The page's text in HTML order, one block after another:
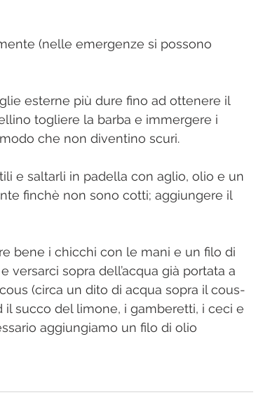
(nelle emergenze si possono
esterne più dure fino ad ottenere il
togliere la barba e immergere i
che non diventino scuri.
e saltarli in padella con aglio, olio e un
finchè non sono cotti; aggiungere il
bene i chicchi con le mani e un filo di
versarci sopra dell’acqua già portata a
(circa un dito di acqua sopra il cous-
succo del limone, i gamberetti, i ceci e
aggiungiamo un filo di olio